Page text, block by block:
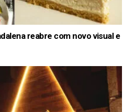
reabre com novo visual e